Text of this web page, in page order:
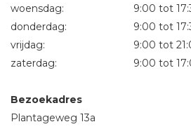
woensdag:
9:00 tot
donderdag:
9:00 tot
vrijdag:
9:00 tot
zaterdag:
9:00 tot
Bezoekadres
Plantageweg 13a